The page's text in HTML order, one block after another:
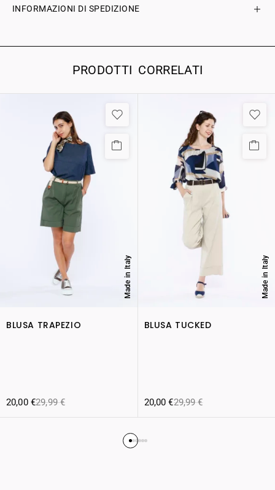
INFORMAZIONI DI SPEDIZIONE
PRODOTTI CORRELATI
BLUSA TRAPEZIO
Made in Italy
29,99€
20,00 €
BLUSA TUCKED
Made in Italy
29,99€
20,00€